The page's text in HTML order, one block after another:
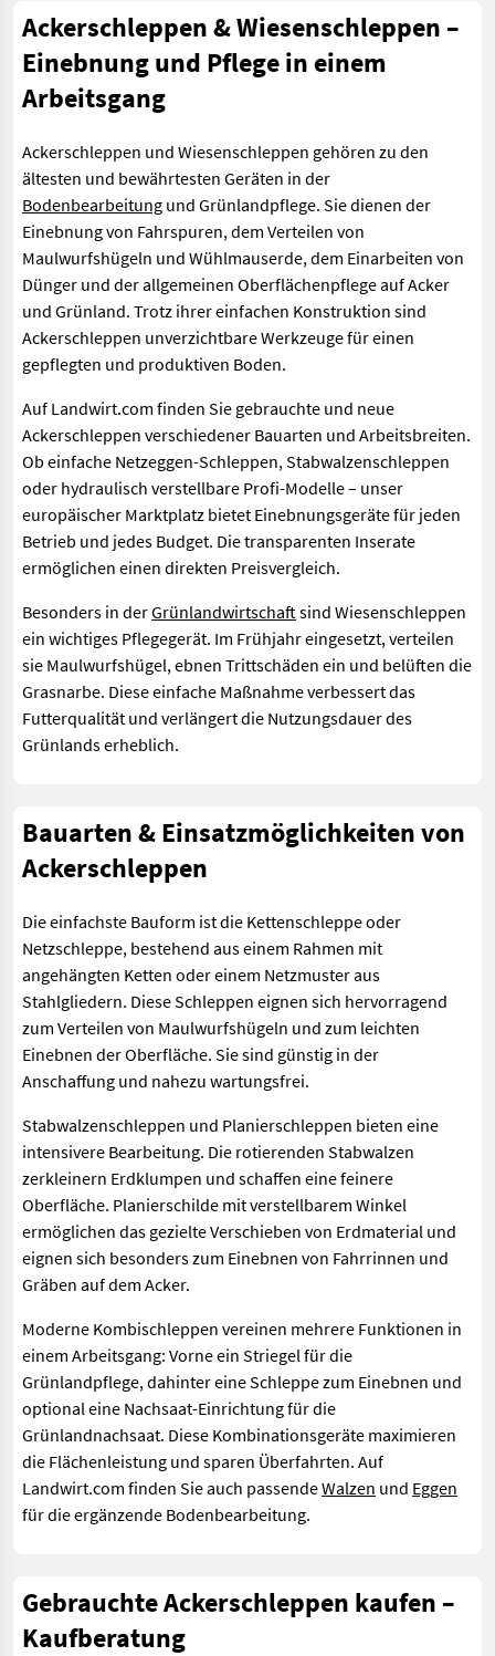
Ackerschleppen & Wiesenschleppen –
Einebnung und Pflege in einem
Arbeitsgang
Ackerschleppen und Wiesenschleppen gehören zu den
ältesten und bewährtesten Geräten in der
Bodenbearbeitung und Grünlandpflege. Sie dienen der
Einebnung von Fahrspuren, dem Verteilen von
Maulwurfshügeln und Wühlmauserde, dem Einarbeiten von
Dünger und der allgemeinen Oberflächenpflege auf Acker
und Grünland. Trotz ihrer einfachen Konstruktion sind
Ackerschleppen unverzichtbare Werkzeuge für einen
gepflegten und produktiven Boden.
Auf Landwirt.com finden Sie gebrauchte und neue
Ackerschleppen verschiedener Bauarten und Arbeitsbreiten.
Ob einfache Netzeggen-Schleppen, Stabwalzenschleppen
oder hydraulisch verstellbare Profi-Modelle – unser
europäischer Marktplatz bietet Einebnungsgeräte für jeden
Betrieb und jedes Budget. Die transparenten Inserate
ermöglichen einen direkten Preisvergleich.
Besonders in derGrünlandwirtschaftsind Wiesenschleppen
ein wichtiges Pflegegerät. Im Frühjahr eingesetzt, verteilen
sie Maulwurfshügel, ebnen Trittschäden ein und belüften die
Grasnarbe. Diese einfache Maßnahme verbessert das
Futterqualität und verlängert die Nutzungsdauer des
Grünlands erheblich.
Bauarten & Einsatzmöglichkeiten von
Ackerschleppen
Die einfachste Bauform ist die Kettenschleppe oder
Netzschleppe, bestehend aus einem Rahmen mit
angehängten Ketten oder einem Netzmuster aus
Stahlgliedern. Diese Schleppen eignen sich hervorragend
zum Verteilen von Maulwurfshügeln und zum leichten
Einebnen der Oberfläche. Sie sind günstig in der
Anschaffung und nahezu wartungsfrei.
Stabwalzenschleppen und Planierschleppen bieten eine
intensivere Bearbeitung. Die rotierenden Stabwalzen
zerkleinern Erdklumpen und schaffen eine feinere
Oberfläche. Planierschilde mit verstellbarem Winkel
ermöglichen das gezielte Verschieben von Erdmaterial und
eignen sich besonders zum Einebnen von Fahrrinnen und
Gräben auf dem Acker.
Moderne Kombischleppen vereinen mehrere Funktionen in
einem Arbeitsgang: Vorne ein Striegel für die
Grünlandpflege, dahinter eine Schleppe zum Einebnen und
optional eine Nachsaat-Einrichtung für die
Grünlandnachsaat. Diese Kombinationsgeräte maximieren
die Flächenleistung und sparen Überfahrten. Auf
Landwirt.com finden Sie auch passendeWalzen und Eggen
für die ergänzende Bodenbearbeitung.
Gebrauchte Ackerschleppen kaufen –
Kaufberatung